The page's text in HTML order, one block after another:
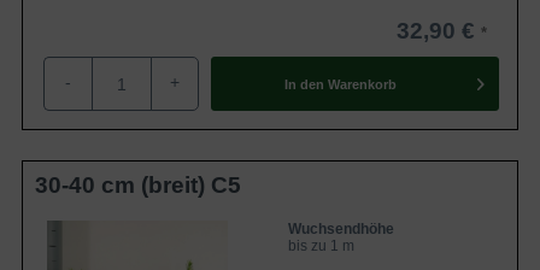
32,90 €
- + In den Warenkorb
30-40 cm (breit) C5
Wuchsendhöhe
bis zu 1 m